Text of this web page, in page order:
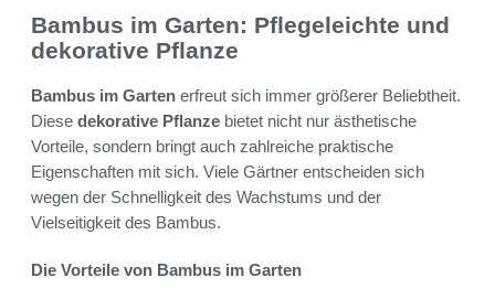
Bambus im Garten: Pflegeleichte und
dekorative Pflanze
Bambus im Garten erfreut sich immer größerer Beliebtheit.
Diese dekorative Pflanze bietet nicht nur ästhetische
Vorteile, sondern bringt auch zahlreiche praktische
Eigenschaften mit sich. Viele Gärtner entscheiden sich
wegen der Schnelligkeit des Wachstums und der
Vielseitigkeit des Bambus.
Die Vorteile von Bambus im Garten